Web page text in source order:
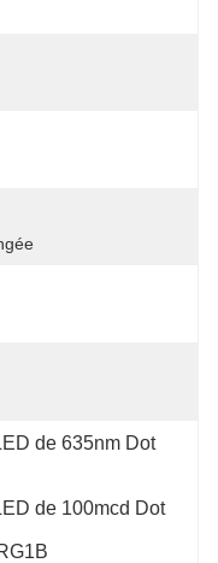
de 635nm Dot
de 100mcd Dot